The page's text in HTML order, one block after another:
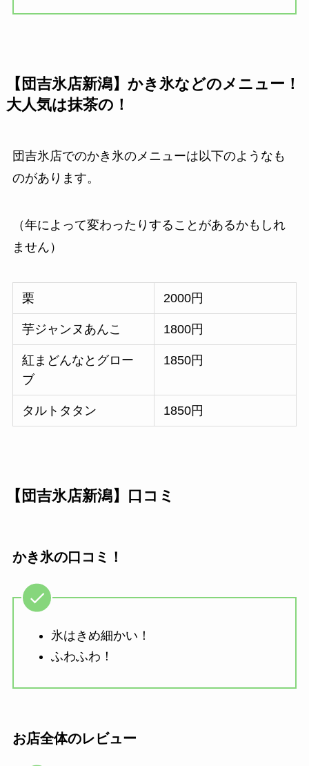
【団吉氷店新潟】かき氷などのメニュー！
大人気は抹茶の！
団吉氷店でのかき氷のメニューは以下のようなも
のがあります。
（年によって変わったりすることがあるかもしれ
ません）
栗 2000円
芋ジャンヌあんこ 1800円
紅まどんなとグロー
ブ
1850円
タルトタタン 1850円
【団吉氷店新潟】口コミ
かき氷の口コミ！
氷はきめ細かい！
ふわふわ！
お店全体のレビュー